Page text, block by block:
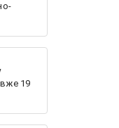
вже 19